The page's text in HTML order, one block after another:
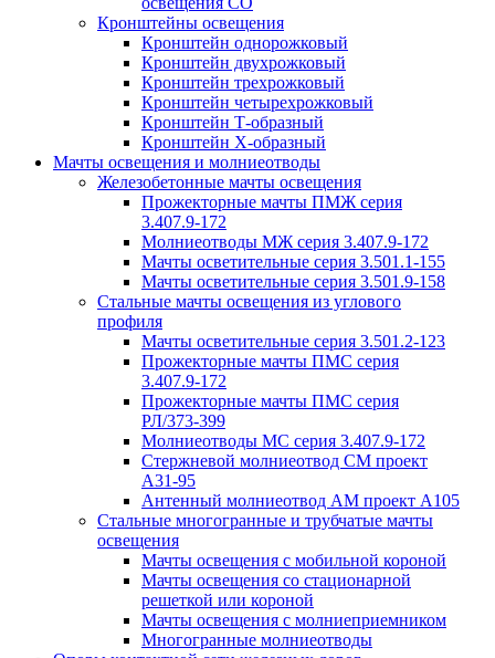
Кронштейны освещения
Кронштейн однорожковый
Кронштейн двухрожковый
Кронштейн трехрожковый
Кронштейн четырехрожковый
Кронштейн Т-образный
Кронштейн Х-образный
Мачты освещения и молниеотводы
Железобетонные мачты освещения
Прожекторные мачты ПМЖ серия
3.407.9-172
Молниеотводы МЖ серия 3.407.9-172
Мачты осветительные серия 3.501.1-155
Мачты осветительные серия 3.501.9-158
Стальные мачты освещения из углового
профиля
Мачты осветительные серия 3.501.2-123
Прожекторные мачты ПМС серия
3.407.9-172
Прожекторные мачты ПМС серия
РЛ/373-399
Молниеотводы МС серия 3.407.9-172
Стержневой молниеотвод СМ проект
А31-95
Антенный молниеотвод АМ проект А105
Стальные многогранные и трубчатые мачты
освещения
Мачты освещения с мобильной короной
Мачты освещения со стационарной
решеткой или короной
Мачты освещения с молниеприемником
Многогранные молниеотводы